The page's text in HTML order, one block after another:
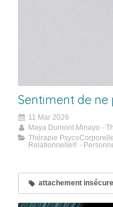
Sentiment de ne
11 Mar 2026
Maya Dumont Minayo -
Thérapie
Relationnelle® -
attachement insécure